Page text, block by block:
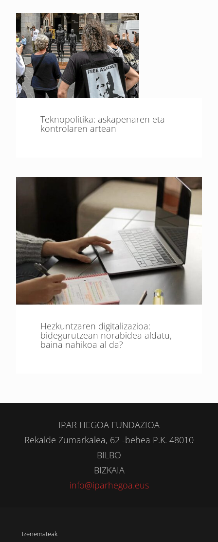
Teknopolitika: askapenaren eta
kontrolaren artean
Hezkuntzaren digitalizazioa:
bidegurutzean norabidea aldatu,
baina nahikoa al da?
IPAR HEGOA FUNDAZIOA
Rekalde Zumarkalea, 62 -behea P.K. 48010
BILBO
BIZKAIA
info@iparhegoa.eus
Izenemateak